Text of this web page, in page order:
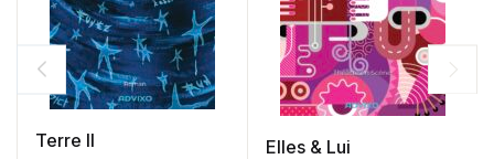
Terre II Elles & Lui